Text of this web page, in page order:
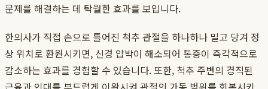
문제를 해결하는 데 탁월한 효과를 보입니다.
한의사가 직접 손으로 틀어진 척추 관절을 하나하나 밀고 당겨 정
상 위치로 환원시키면, 신경 압박이 해소되어 통증이 즉각적으로
감소하는 효과를 경험할 수 있습니다. 또한, 척추 주변의 경직된